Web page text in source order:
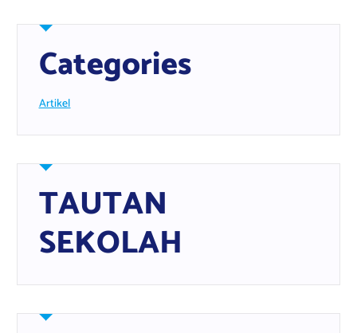
Categories
Artikel
TAUTAN
SEKOLAH